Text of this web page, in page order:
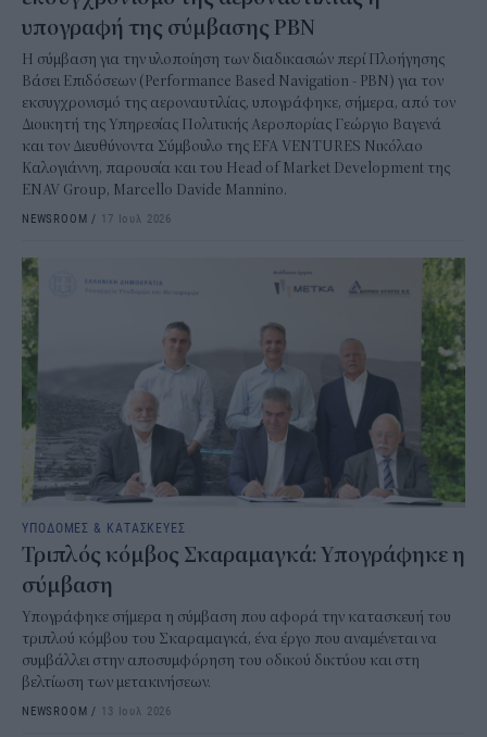
υπογραφή της σύμβασης PBN
Η σύμβαση για την υλοποίηση των διαδικασιών περί Πλοήγησης
Βάσει Επιδόσεων (Performance Based Navigation - PBN) για τον
εκσυγχρονισμό της αεροναυτιλίας, υπογράφηκε, σήμερα, από τον
Διοικητή της Υπηρεσίας Πολιτικής Αεροπορίας Γεώργιο Βαγενά
και τον Διευθύνοντα Σύμβουλο της EFA VENTURES Νικόλαο
Καλογιάννη, παρουσία και του Head of Market Development της
ENAV Group, Marcello Davide Mannino.
NEWSROOM / 17 Ιουλ 2026
ΥΠΟΔΟΜΕΣ & ΚΑΤΑΣΚΕΥΕΣ
Τριπλός κόμβος Σκαραμαγκά: Υπογράφηκε η
σύμβαση
Υπογράφηκε σήμερα η σύμβαση που αφορά την κατασκευή του
τριπλού κόμβου του Σκαραμαγκά, ένα έργο που αναμένεται να
συμβάλλει στην αποσυμφόρηση του οδικού δικτύου και στη
βελτίωση των μετακινήσεων.
NEWSROOM / 13 Ιουλ 2026